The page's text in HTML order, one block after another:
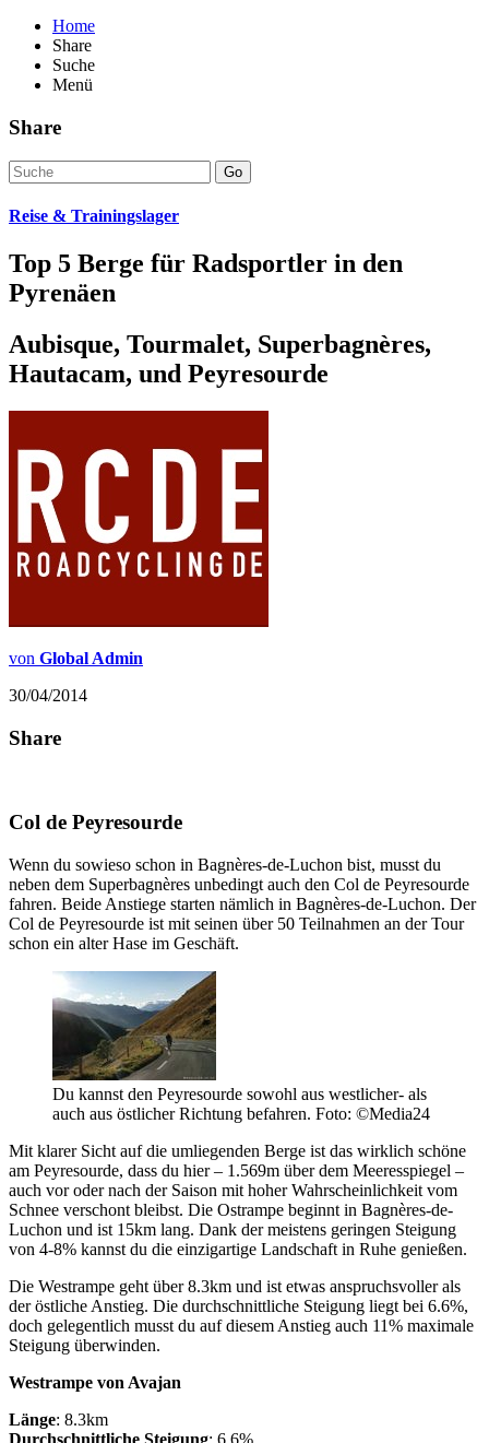
Home
Share
Suche
Menü
Share
Go
Reise & Trainingslager
Top 5 Berge für Radsportler in den
Pyrenäen
Aubisque, Tourmalet, Superbagnères,
Hautacam, und Peyresourde
von Global Admin
30/04/2014
Share
Col de Peyresourde
Wenn du sowieso schon in Bagnères-de-Luchon bist, musst du
neben dem Superbagnères unbedingt auch den Col de Peyresourde
fahren. Beide Anstiege starten nämlich in Bagnères-de-Luchon. Der
Col de Peyresourde ist mit seinen über 50 Teilnahmen an der Tour
schon ein alter Hase im Geschäft.
Du kannst den Peyresourde sowohl aus westlicher- als
auch aus östlicher Richtung befahren. Foto: ©Media24
Mit klarer Sicht auf die umliegenden Berge ist das wirklich schöne
am Peyresourde, dass du hier – 1.569m über dem Meeresspiegel –
auch vor oder nach der Saison mit hoher Wahrscheinlichkeit vom
Schnee verschont bleibst. Die Ostrampe beginnt in Bagnères-de-
Luchon und ist 15km lang. Dank der meistens geringen Steigung
von 4-8% kannst du die einzigartige Landschaft in Ruhe genießen.
Die Westrampe geht über 8.3km und ist etwas anspruchsvoller als
der östliche Anstieg. Die durchschnittliche Steigung liegt bei 6.6%,
doch gelegentlich musst du auf diesem Anstieg auch 11% maximale
Steigung überwinden.
Westrampe von Avajan
Länge: 8.3km
Durchschnittliche Steigung: 6.6%